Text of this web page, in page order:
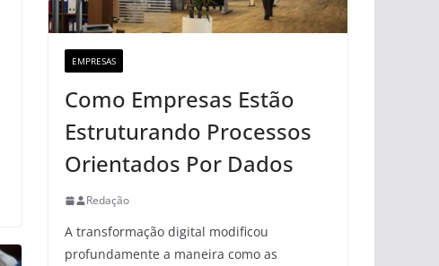
EMPRESAS
Como Empresas Estão
Estruturando Processos
Orientados Por Dados
Redação
A transformação digital modificou
profundamente a maneira como as